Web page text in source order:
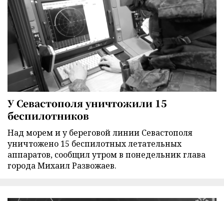
У Севастополя уничтожили 15
беспилотников
Над морем и у береговой линии Севастополя
уничтожено 15 беспилотных летательных
аппаратов, сообщил утром в понедельник глава
города Михаил Развожаев.